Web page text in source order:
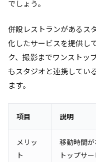
でしょう。
併設レストランがあるス
化したサービスを提供し
ク、撮影までワンストッ
もスタジオと連携してい
ます。
項目 説明
メリッ
ト
移動時間
トップサ